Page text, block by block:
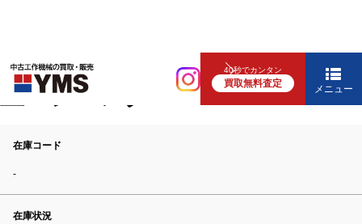
40秒でカンタン
買取無料査定 メニュー
マシニング
立マシニング
在庫コード
-
在庫状況